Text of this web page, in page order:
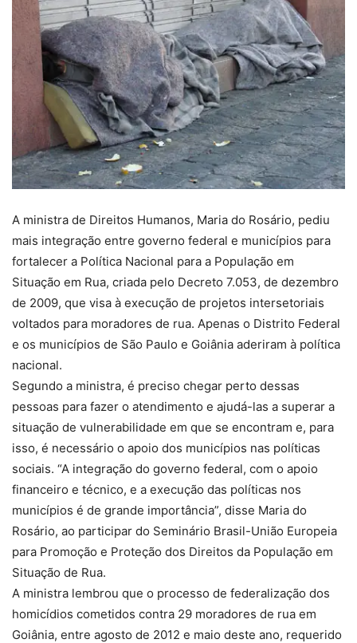
A ministra de Direitos Humanos, Maria do Rosário, pediu
mais integração entre governo federal e municípios para
fortalecer a Política Nacional para a População em
Situação em Rua, criada pelo Decreto 7.053, de dezembro
de 2009, que visa à execução de projetos intersetoriais
voltados para moradores de rua. Apenas o Distrito Federal
e os municípios de São Paulo e Goiânia aderiram à política
nacional.
Segundo a ministra, é preciso chegar perto dessas
pessoas para fazer o atendimento e ajudá-las a superar a
situação de vulnerabilidade em que se encontram e, para
isso, é necessário o apoio dos municípios nas políticas
sociais. “A integração do governo federal, com o apoio
financeiro e técnico, e a execução das políticas nos
municípios é de grande importância”, disse Maria do
Rosário, ao participar do Seminário Brasil-União Europeia
para Promoção e Proteção dos Direitos da População em
Situação de Rua.
A ministra lembrou que o processo de federalização dos
homicídios cometidos contra 29 moradores de rua em
Goiânia, entre agosto de 2012 e maio deste ano, requerido